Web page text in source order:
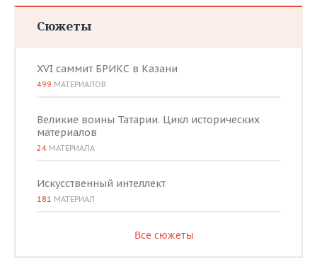
Сюжеты
XVI саммит БРИКС в Казани
499 МАТЕРИАЛОВ
Великие воины Татарии. Цикл исторических
материалов
24 МАТЕРИАЛА
Искусственный интеллект
181 МАТЕРИАЛ
Все сюжеты